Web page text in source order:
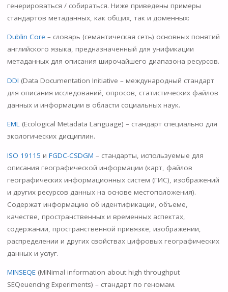
генерироваться / собираться. Ниже приведены примеры
стандартов метаданных, как общих, так и доменных:
Dublin Core – словарь (семантическая сеть) основных понятий
английского языка, предназначенный для унификации
метаданных для описания широчайшего диапазона ресурсов.
DDI (Data Documentation Initiative – международный стандарт
для описания исследований, опросов, статистических файлов
данных и информации в области социальных наук.
EML(Ecological Metadata Language) – стандарт специально для
экологических дисциплин.
ISO 19115 и FGDC-CSDGM – стандарты, используемые для
описания географической информации (карт, файлов
географических информационных систем (ГИС), изображений
и других ресурсов данных на основе местоположения).
Содержат информацию об идентификации, объеме,
качестве, пространственных и временных аспектах,
содержании, пространственной привязке, изображении,
распределении и других свойствах цифровых географических
данных и услуг.
MINSEQE(MINimal information about high throughput
SEQeuencing Experiments) – стандарт по геномам.